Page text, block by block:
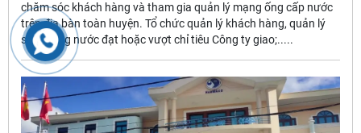
chăm sóc khách hàng và tham gia quản lý mạng ống cấp nước
trên địa bàn toàn huyện. Tổ chức quản lý khách hàng, quản lý
sản lượng nước đạt hoặc vượt chỉ tiêu Công ty giao;.....